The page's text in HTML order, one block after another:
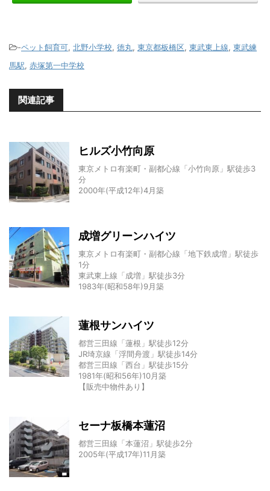
-ペット飼育可, 北野小学校, 徳丸, 東京都板橋区, 東武東上線, 東武練
馬駅, 赤塚第一中学校
関連記事
ヒルズ小竹向原
東京メトロ有楽町・副都心線「小竹向原」駅徒歩3
分
2000年(平成12年)4月築
成増グリーンハイツ
東京メトロ有楽町・副都心線「地下鉄成増」駅徒歩
1分
東武東上線「成増」駅徒歩3分
1983年(昭和58年)9月築
蓮根サンハイツ
都営三田線「蓮根」駅徒歩12分
JR埼京線「浮間舟渡」駅徒歩14分
都営三田線「西台」駅徒歩15分
1981年(昭和56年)10月築
【販売中物件あり】
セーナ板橋本蓮沼
都営三田線「本蓮沼」駅徒歩2分
2005年(平成17年)11月築